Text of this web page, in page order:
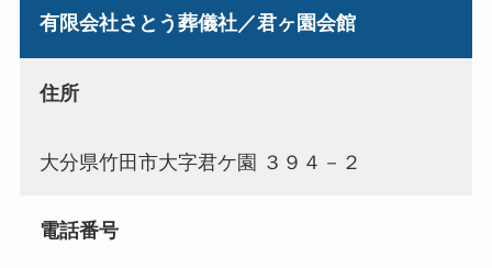
有限会社さとう葬儀社／君ヶ園会館
住所
大分県竹田市大字君ケ園 ３９４－２
電話番号